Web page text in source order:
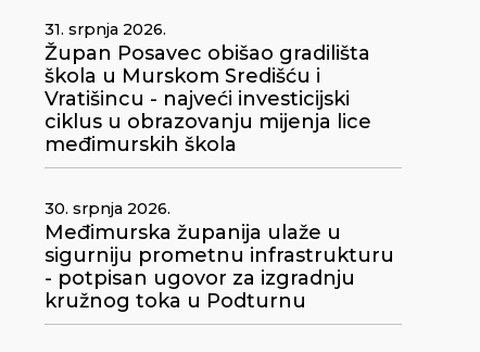
31. srpnja 2026.
Župan Posavec obišao gradilišta
škola u Murskom Središću i
Vratišincu - najveći investicijski
ciklus u obrazovanju mijenja lice
međimurskih škola
30. srpnja 2026.
Međimurska županija ulaže u
sigurniju prometnu infrastrukturu
- potpisan ugovor za izgradnju
kružnog toka u Podturnu